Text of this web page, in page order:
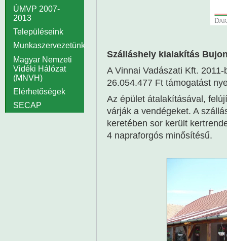
Szálláshely kialakítás
A Vinnai Vadászati Kft.
26.054.477 Ft támogatást
Az épület átalakításával,
várják a vendégeket. A
keretében sor került
4 napraforgós minősítésű.
ÚMVP 2007-
2013
Településeink
Munkaszervezetünk
Magyar Nemzeti
Vidéki Hálózat
(MNVH)
Elérhetőségek
SECAP